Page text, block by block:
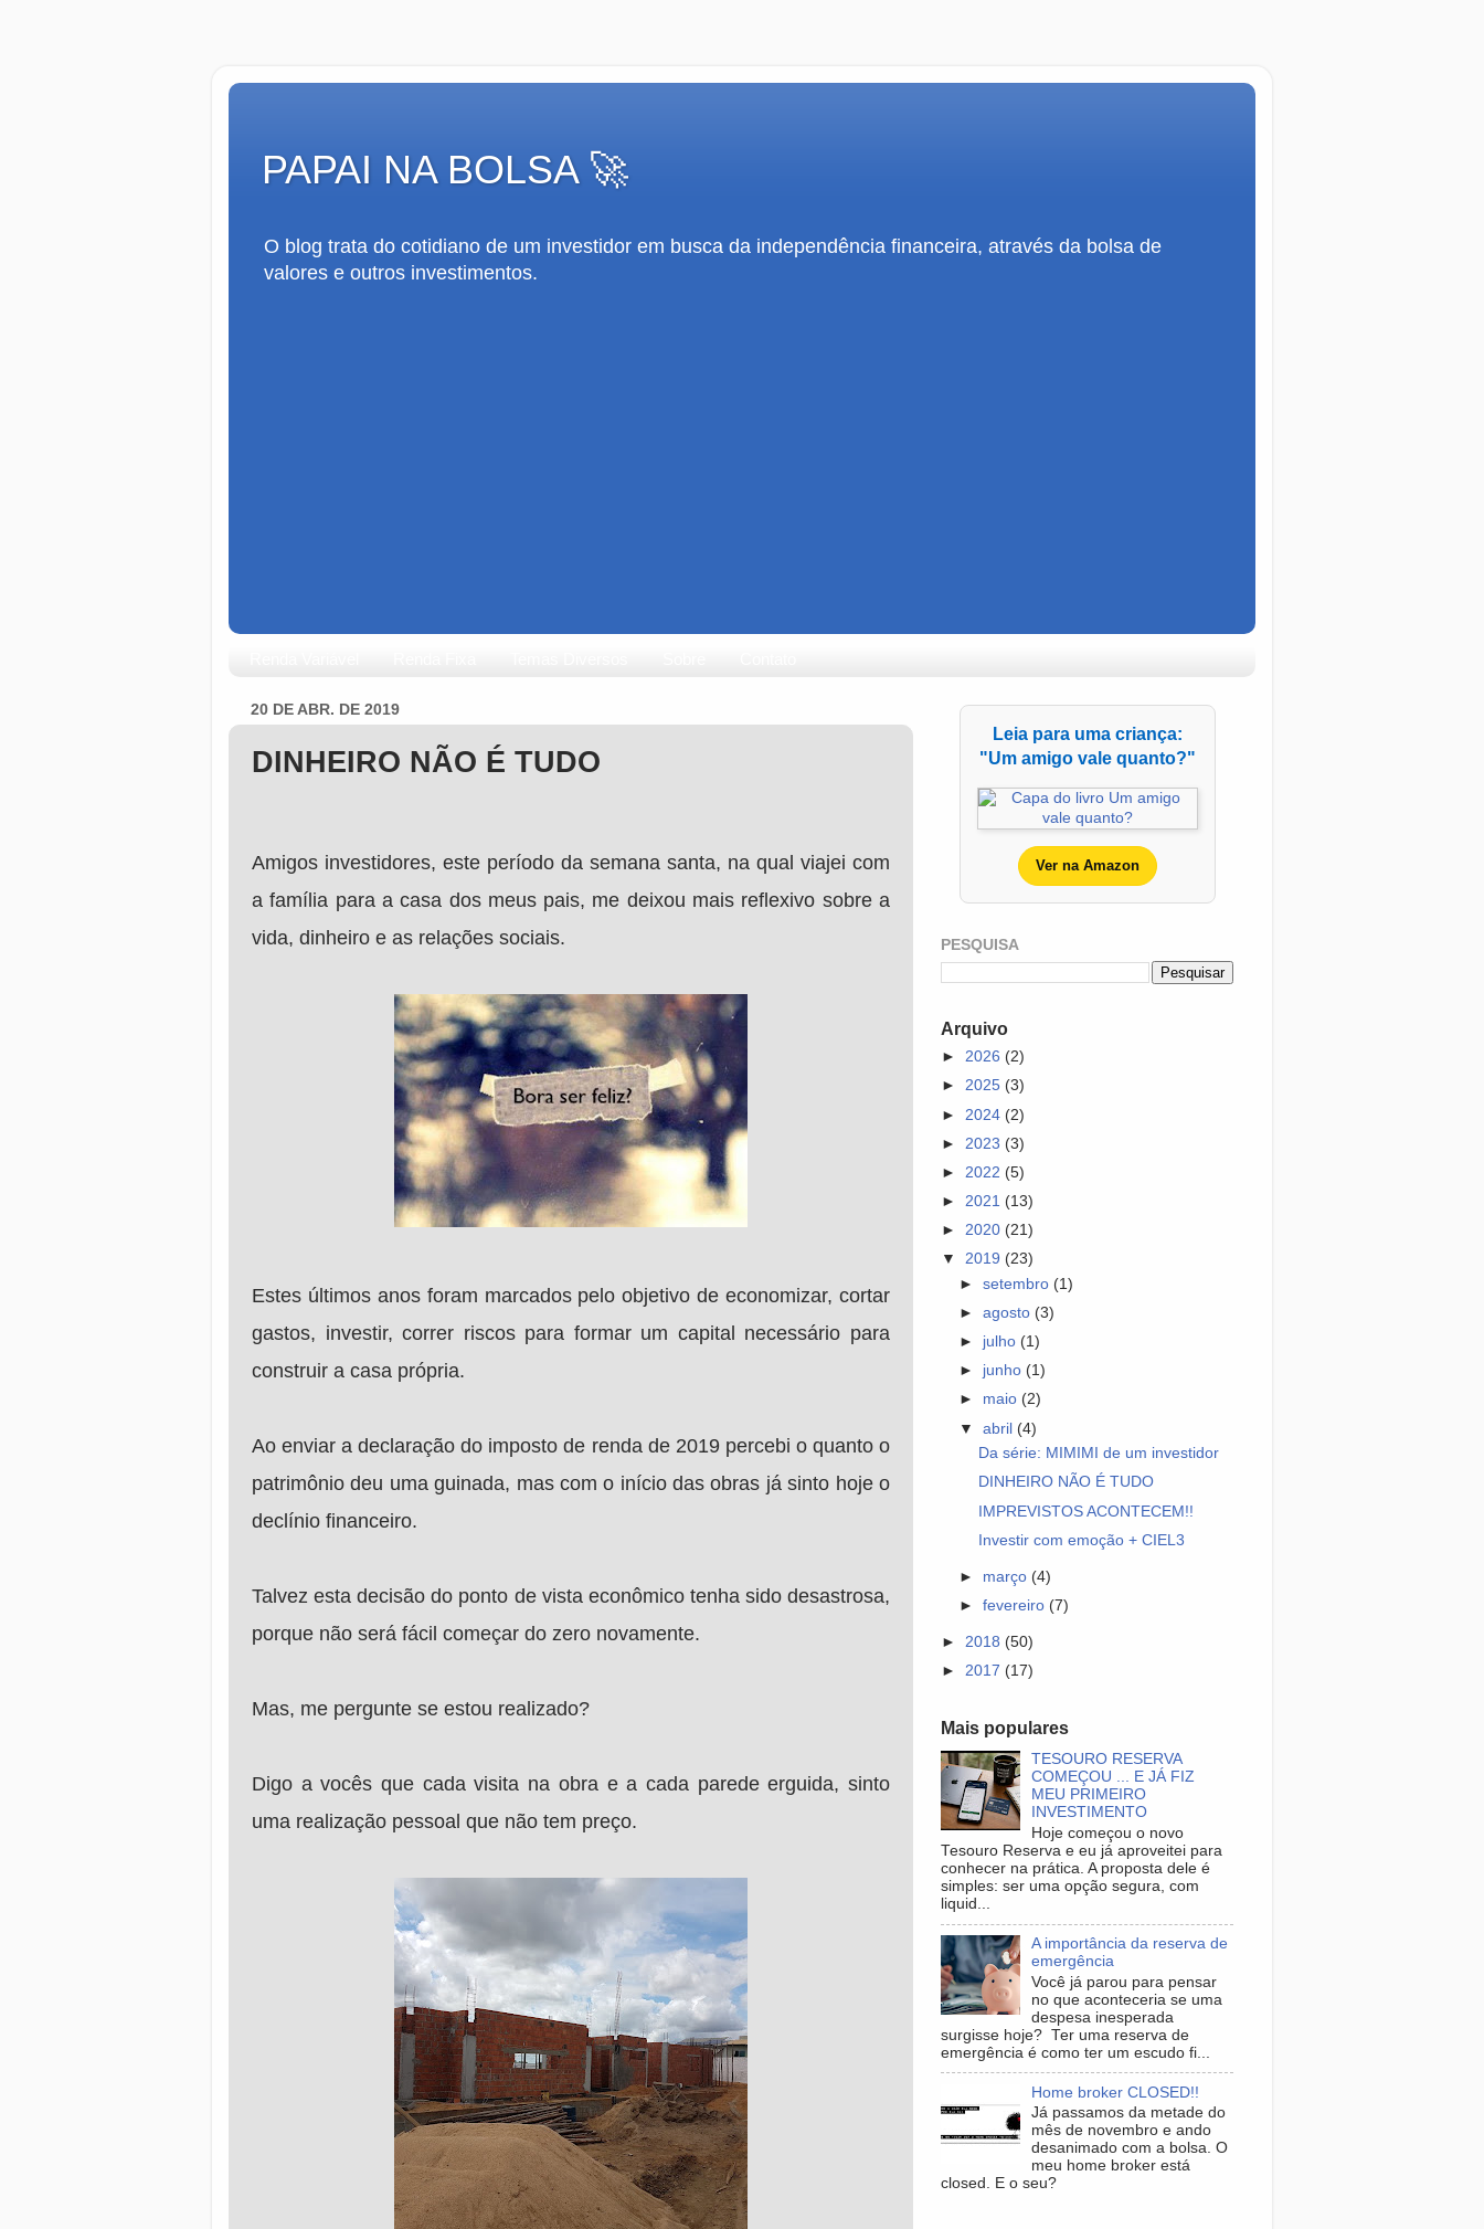
PAPAI NA BOLSA 🚀
O blog trata do cotidiano de um investidor em busca da independência financeira, através da bolsa de
valores e outros investimentos.
20 DE ABR. DE 2019
DINHEIRO NÃO É TUDO
Amigos investidores, este período da semana santa, na qual viajei com
a família para a casa dos meus pais, me deixou mais reflexivo sobre a
vida, dinheiro e as relações sociais.
Estes últimos anos foram marcados pelo objetivo de economizar, cortar
gastos, investir, correr riscos para formar um capital necessário para
construir a casa própria.
Ao enviar a declaração do imposto de renda de 2019 percebi o quanto o
patrimônio deu uma guinada, mas com o início das obras já sinto hoje o
declínio financeiro.
Talvez esta decisão do ponto de vista econômico tenha sido desastrosa,
porque não será fácil começar do zero novamente.
Mas, me pergunte se estou realizado?
Digo a vocês que cada visita na obra e a cada parede erguida, sinto
uma realização pessoal que não tem preço.
Leia para uma criança:
"Um amigo vale quanto?"
Ver na Amazon
PESQUISA
Arquivo
► 2026 (2)
► 2025 (3)
► 2024 (2)
► 2023 (3)
► 2022 (5)
► 2021 (13)
► 2020 (21)
▼ 2019 (23)
►setembro (1)
►agosto (3)
► julho (1)
► junho (1)
► maio (2)
▼abril (4)
Da série: MIMIMI de um investidor
DINHEIRO NÃO É TUDO
IMPREVISTOS ACONTECEM!!
Investir com emoção + CIEL3
► março (4)
►fevereiro (7)
► 2018 (50)
► 2017 (17)
Mais populares
TESOURO RESERVA
COMEÇOU ... E JÁ FIZ
MEU PRIMEIRO
INVESTIMENTO
Hoje começou o novo
Tesouro Reserva e eu já aproveitei para
conhecer na prática. A proposta dele é
simples: ser uma opção segura, com
liquid...
A importância da reserva de
emergência
Você já parou para pensar
no que aconteceria se uma
despesa inesperada
surgisse hoje? Ter uma reserva de
emergência é como ter um escudo fi...
Home broker CLOSED!!
Já passamos da metade do
mês de novembro e ando
desanimado com a bolsa. O
meu home broker está
closed. E o seu?